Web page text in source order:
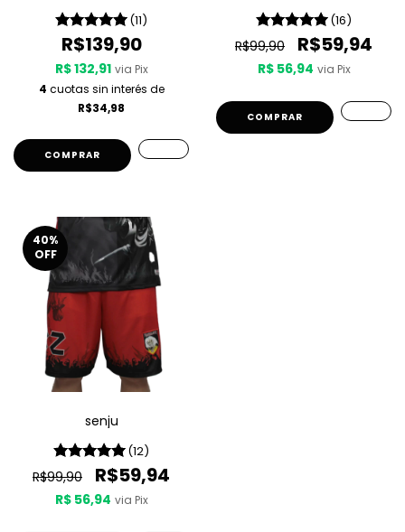
(11)
R$139,90
R$ 132,91 via Pix
4 cuotas sin interés de
R$34,98
COMPRAR
(16)
R$99,90 R$59,94
R$ 56,94 via Pix
COMPRAR
40%
OFF
senju
(12)
R$99,90 R$59,94
R$ 56,94 via Pix